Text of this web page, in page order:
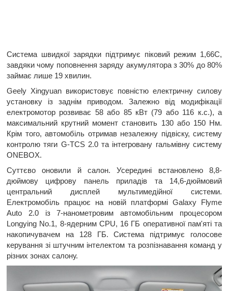
Система швидкої зарядки підтримує піковий режим 1,66C,
завдяки чому поповнення заряду акумулятора з 30% до 80%
займає лише 19 хвилин.
Geely Xingyuan використовує повністю електричну силову
установку із заднім приводом. Залежно від модифікації
електромотор розвиває 58 або 85 кВт (79 або 116 к.с.), а
максимальний крутний момент становить 130 або 150 Нм.
Крім того, автомобіль отримав незалежну підвіску, систему
контролю тяги G-TCS 2.0 та інтегровану гальмівну систему
ONEBOX.
Суттєво оновили й салон. Усередині встановлено 8,8-
дюймову цифрову панель приладів та 14,6-дюймовий
центральний дисплей мультимедійної системи.
Електромобіль працює на новій платформі Galaxy Flyme
Auto 2.0 із 7-нанометровим автомобільним процесором
Longying No.1, 8-ядерним CPU, 16 ГБ оперативної пам'яті та
накопичувачем на 128 ГБ. Система підтримує голосове
керування зі штучним інтелектом та розпізнавання команд у
різних зонах салону.